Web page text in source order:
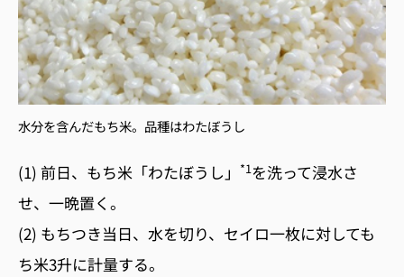
水分を含んだもち米。品種はわたぼうし
(1) 前日、もち米「わたぼうし」 *1を洗って浸水さ
せ、一晩置く。
(2) もちつき当日、水を切り、セイロ一枚に対しても
ち米3升に計量する。